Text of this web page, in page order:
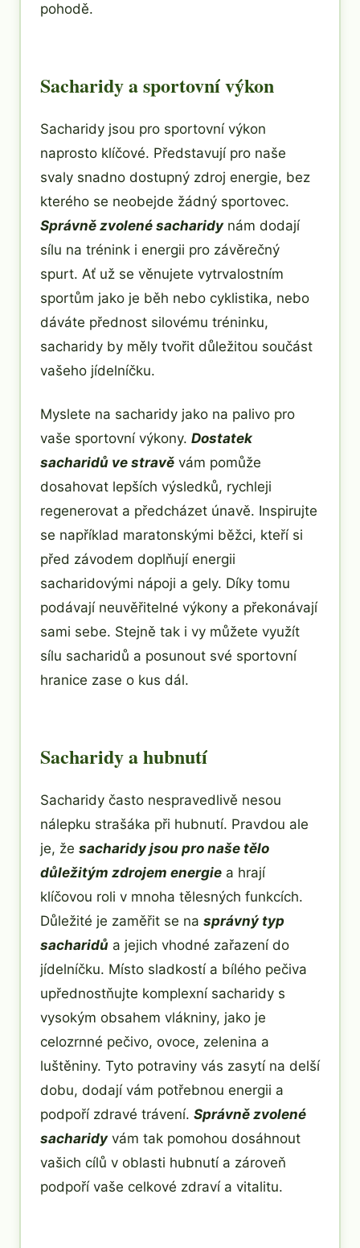
pohodě.
Sacharidy a sportovní výkon
Sacharidy jsou pro sportovní výkon
naprosto klíčové. Představují pro naše
svaly snadno dostupný zdroj energie, bez
kterého se neobejde žádný sportovec.
Správně zvolené sacharidynám dodají
sílu na trénink i energii pro závěrečný
spurt. Ať už se věnujete vytrvalostním
sportům jako je běh nebo cyklistika, nebo
dáváte přednost silovému tréninku,
sacharidy by měly tvořit důležitou součást
vašeho jídelníčku.
Myslete na sacharidy jako na palivo pro
vaše sportovní výkony. Dostatek
sacharidů ve stravě vám pomůže
dosahovat lepších výsledků, rychleji
regenerovat a předcházet únavě. Inspirujte
se například maratonskými běžci, kteří si
před závodem doplňují energii
sacharidovými nápoji a gely. Díky tomu
podávají neuvěřitelné výkony a překonávají
sami sebe. Stejně tak i vy můžete využít
sílu sacharidů a posunout své sportovní
hranice zase o kus dál.
Sacharidy a hubnutí
Sacharidy často nespravedlivě nesou
nálepku strašáka při hubnutí. Pravdou ale
je, že sacharidy jsou pro naše tělo
důležitým zdrojem energie a hrají
klíčovou roli v mnoha tělesných funkcích.
Důležité je zaměřit se na správný typ
sacharidů a jejich vhodné zařazení do
jídelníčku. Místo sladkostí a bílého pečiva
upřednostňujte komplexní sacharidy s
vysokým obsahem vlákniny, jako je
celozrnné pečivo, ovoce, zelenina a
luštěniny. Tyto potraviny vás zasytí na delší
dobu, dodají vám potřebnou energii a
podpoří zdravé trávení. Správně zvolené
sacharidyvám tak pomohou dosáhnout
vašich cílů v oblasti hubnutí a zároveň
podpoří vaše celkové zdraví a vitalitu.